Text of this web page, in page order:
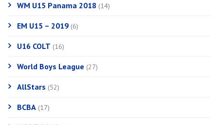
WM U15 Panama 2018 (14)
EM U15 – 2019 (6)
U16 COLT (16)
World Boys League (27)
AllStars (52)
BCBA (17)